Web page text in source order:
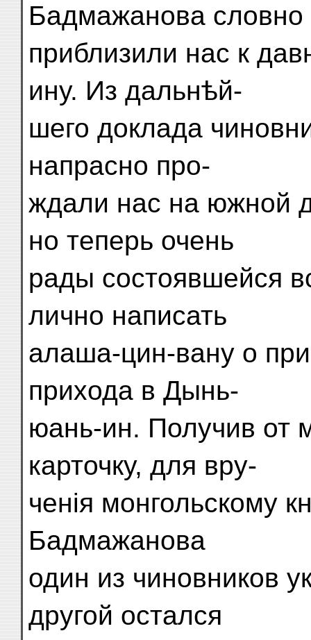
Бадмажанова словно
приблизили нас к
ину. Из дальнѣй-
шего доклада
напрасно про-
ждали нас на южной
но теперь очень
рады состоявшейся
лично написать
алаша-цин-вану о
прихода в Дынь-
юань-ин. Получив от
карточку, для вру-
ченія монгольскому
Бадмажанова
один из чиновников
другой остался